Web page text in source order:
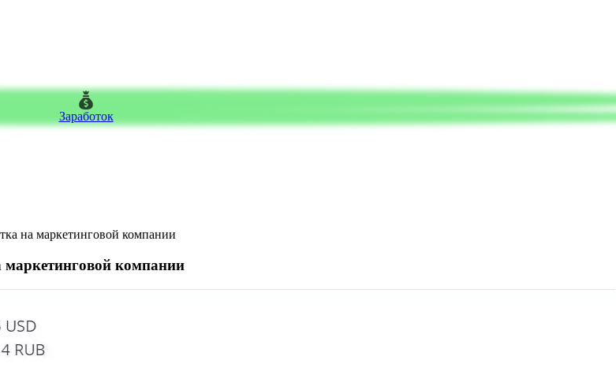
Заработок
на маркетинговой компании
маркетинговой компании